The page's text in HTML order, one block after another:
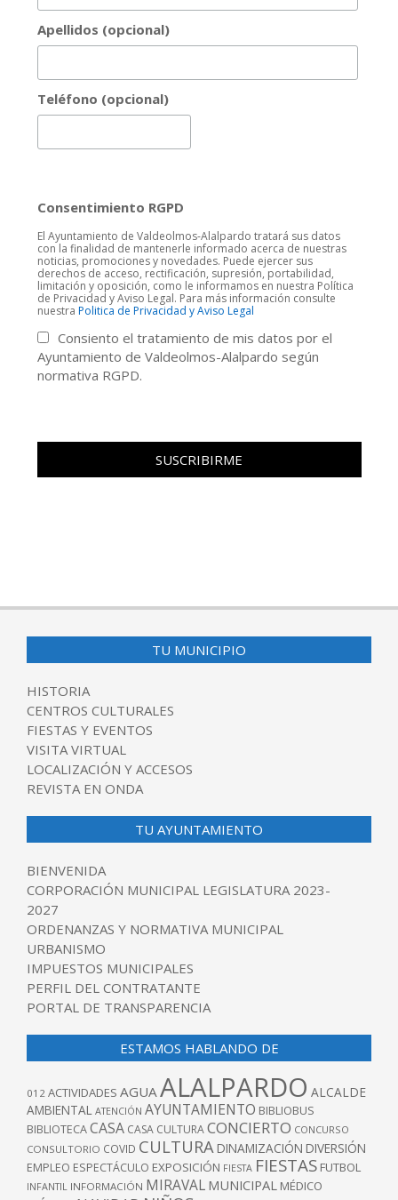
Apellidos (opcional)
Teléfono (opcional)
Consentimiento RGPD
El Ayuntamiento de Valdeolmos-Alalpardo tratará sus datos
con la finalidad de mantenerle informado acerca de nuestras
noticias, promociones y novedades. Puede ejercer sus
derechos de acceso, rectificación, supresión, portabilidad,
limitación y oposición, como le informamos en nuestra Política
de Privacidad y Aviso Legal. Para más información consulte
nuestra Politica de Privacidad y Aviso Legal
Consiento el tratamiento de mis datos por el
Ayuntamiento de Valdeolmos-Alalpardo según
normativa RGPD.
TU MUNICIPIO
HISTORIA
CENTROS CULTURALES
FIESTAS Y EVENTOS
VISITA VIRTUAL
LOCALIZACIÓN Y ACCESOS
REVISTA EN ONDA
TU AYUNTAMIENTO
BIENVENIDA
CORPORACIÓN MUNICIPAL LEGISLATURA 2023-
2027
ORDENANZAS Y NORMATIVA MUNICIPAL
URBANISMO
IMPUESTOS MUNICIPALES
PERFIL DEL CONTRATANTE
PORTAL DE TRANSPARENCIA
ESTAMOS HABLANDO DE
012 ACTIVIDADES AGUA ALALPARDO ALCALDE
AMBIENTAL ATENCIÓN AYUNTAMIENTO BIBLIOBUS
BIBLIOTECACASA CASA CULTURACONCIERTO CONCURSO
CONSULTORIO COVID CULTURA DINAMIZACIÓN DIVERSIÓN
EMPLEO ESPECTÁCULO EXPOSICIÓN FIESTA FIESTAS FUTBOL
INFANTIL INFORMACIÓN MIRAVAL MUNICIPAL MÉDICO